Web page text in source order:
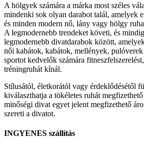
A hölgyek számára a márka most széles
mindenki sok olyan darabot talál, amelyek
és minden modern nő, lány vagy hölgy
A legmodernebb trendeket követi, és
legmodernebb divatdarabok között,
női kabátok, kabátok, mellények,
sportot kedvelők számára
tréningruhát kínál.
Stílusától, életkorától vagy érdeklődésétől
kiválaszthatja a tökéletes ruhát
minőségi divat egyet jelent megfizethető
szereti a divatot.
INGYENES szállítás